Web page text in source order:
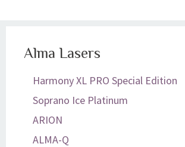
Alma Lasers
Harmony XL PRO Special Edition
Soprano Ice Platinum
ARION
ALMA-Q